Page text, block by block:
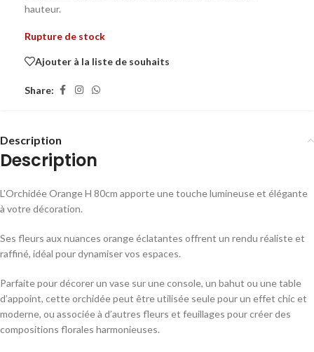
hauteur.
Rupture de stock
Ajouter à la liste de souhaits
Share:
Description
Description
L’Orchidée Orange H 80cm apporte une touche lumineuse et élégante
à votre décoration.
Ses fleurs aux nuances orange éclatantes offrent un rendu réaliste et
raffiné, idéal pour dynamiser vos espaces.
Parfaite pour décorer un vase sur une console, un bahut ou une table
d’appoint, cette orchidée peut être utilisée seule pour un effet chic et
moderne, ou associée à d’autres fleurs et feuillages pour créer des
compositions florales harmonieuses.